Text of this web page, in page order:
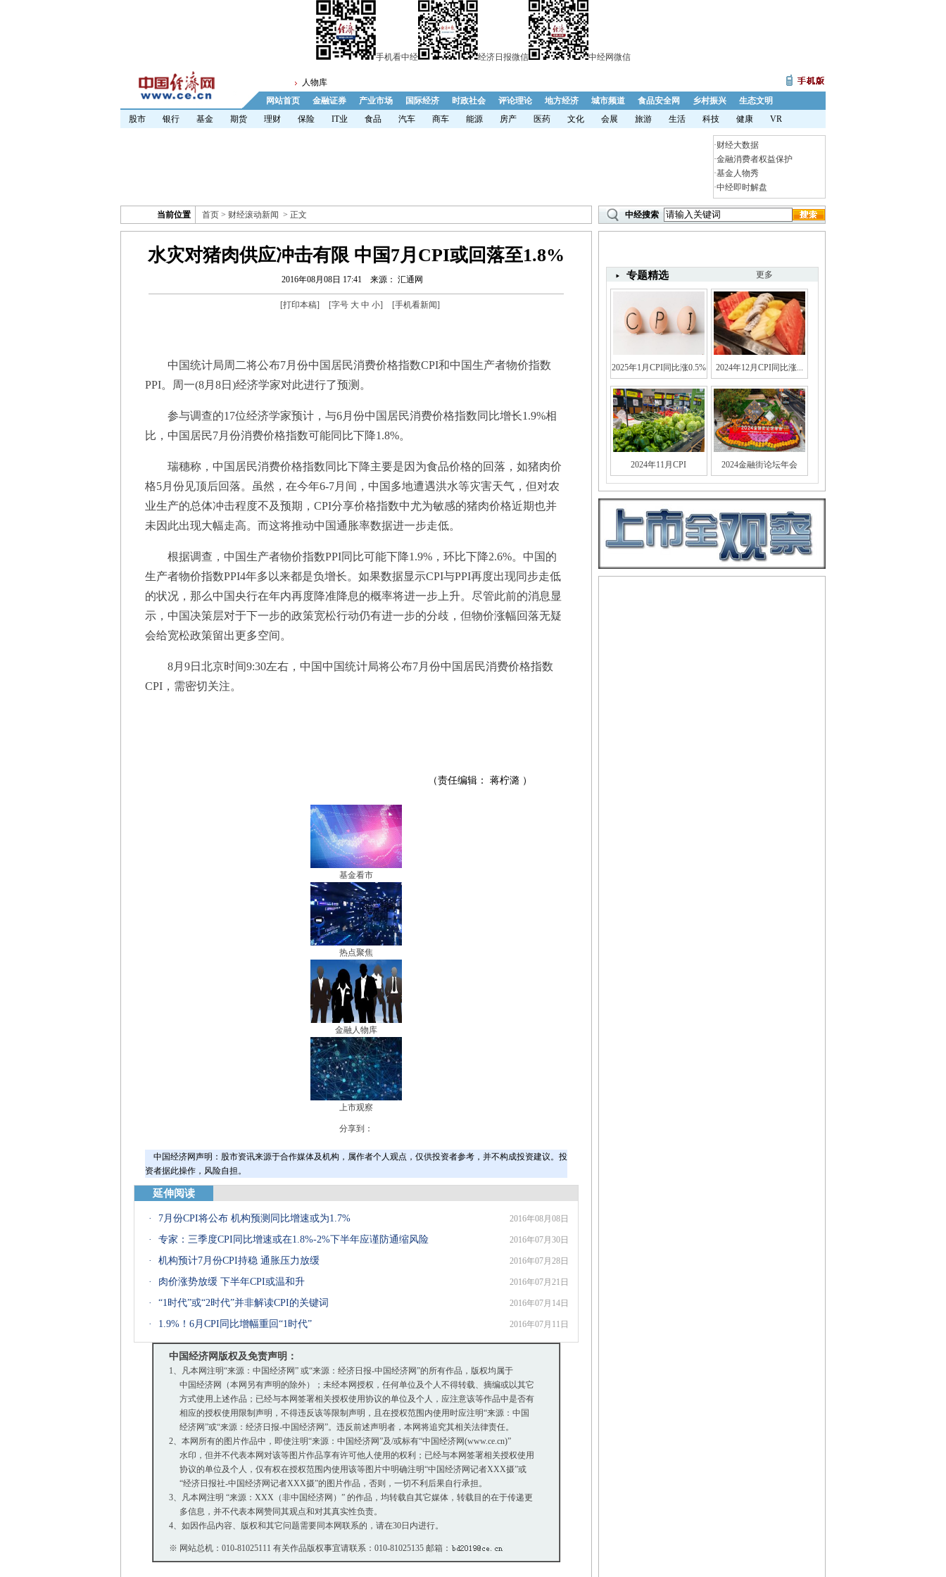
手机看中经 经济日报微信 中经网微信
人物库
网站首页
金融证券 产业市场 国际经济 时政社会 评论理论 地方经济 城市频道 食品安全网 乡村振兴
生态文明
股市
银行 基金 期货 理财 保险 IT业 食品 汽车 商车 能源 房产 医药 文化 会展 旅游 生活 科技 健康 VR
·财经大数据
·金融消费者权益保护
·基金人物秀
·中经即时解盘
当前位置 首页 > 财经滚动新闻 > 正文 中经搜索
水灾对猪肉供应冲击有限 中国7月CPI或回落至1.8%
2016年08月08日 17:41 来源： 汇通网
[打印本稿] [字号 大 中 小] [手机看新闻]
中国统计局周二将公布7月份中国居民消费价格指数CPI和中国生产者物价指数
PPI。周一(8月8日)经济学家对此进行了预测。
参与调查的17位经济学家预计，与6月份中国居民消费价格指数同比增长1.9%相
比，中国居民7月份消费价格指数可能同比下降1.8%。
瑞穗称，中国居民消费价格指数同比下降主要是因为食品价格的回落，如猪肉价
格5月份见顶后回落。虽然，在今年6-7月间，中国多地遭遇洪水等灾害天气，但对农
业生产的总体冲击程度不及预期，CPI分享价格指数中尤为敏感的猪肉价格近期也并
未因此出现大幅走高。而这将推动中国通胀率数据进一步走低。
根据调查，中国生产者物价指数PPI同比可能下降1.9%，环比下降2.6%。中国的
生产者物价指数PPI4年多以来都是负增长。如果数据显示CPI与PPI再度出现同步走低
的状况，那么中国央行在年内再度降准降息的概率将进一步上升。尽管此前的消息显
示，中国决策层对于下一步的政策宽松行动仍有进一步的分歧，但物价涨幅回落无疑
会给宽松政策留出更多空间。
8月9日北京时间9:30左右，中国中国统计局将公布7月份中国居民消费价格指数
CPI，需密切关注。
（责任编辑： 蒋柠潞 ）
基金看市
热点聚焦
金融人物库
上市观察
分享到：
中国经济网声明：股市资讯来源于合作媒体及机构，属作者个人观点，仅供投资者参考，并不构成投资建议。投
资者据此操作，风险自担。
延伸阅读
· 7月份CPI将公布 机构预测同比增速或为1.7% 2016年08月08日
· 专家：三季度CPI同比增速或在1.8%-2%下半年应谨防通缩风险 2016年07月30日
· 机构预计7月份CPI持稳 通胀压力放缓 2016年07月28日
· 肉价涨势放缓 下半年CPI或温和升 2016年07月21日
· “1时代”或“2时代”并非解读CPI的关键词 2016年07月14日
· 1.9%！6月CPI同比增幅重回“1时代” 2016年07月11日
中国经济网版权及免责声明：
1、凡本网注明“来源：中国经济网” 或“来源：经济日报-中国经济网”的所有作品，版权均属于
中国经济网（本网另有声明的除外）；未经本网授权，任何单位及个人不得转载、摘编或以其它
方式使用上述作品；已经与本网签署相关授权使用协议的单位及个人，应注意该等作品中是否有
相应的授权使用限制声明，不得违反该等限制声明，且在授权范围内使用时应注明“来源：中国
经济网”或“来源：经济日报-中国经济网”。违反前述声明者，本网将追究其相关法律责任。
2、本网所有的图片作品中，即使注明“来源：中国经济网”及/或标有“中国经济网(www.ce.cn)”
水印，但并不代表本网对该等图片作品享有许可他人使用的权利；已经与本网签署相关授权使用
协议的单位及个人，仅有权在授权范围内使用该等图片中明确注明“中国经济网记者XXX摄”或
“经济日报社-中国经济网记者XXX摄”的图片作品，否则，一切不利后果自行承担。
3、凡本网注明 “来源：XXX（非中国经济网）” 的作品，均转载自其它媒体，转载目的在于传递更
多信息，并不代表本网赞同其观点和对其真实性负责。
4、如因作品内容、版权和其它问题需要同本网联系的，请在30日内进行。
※ 网站总机：010-81025111 有关作品版权事宜请联系：010-81025135 邮箱：
专题精选 更多
2025年1月CPI同比涨0.5% 2024年12月CPI同比涨...
2024年11月CPI 2024金融街论坛年会